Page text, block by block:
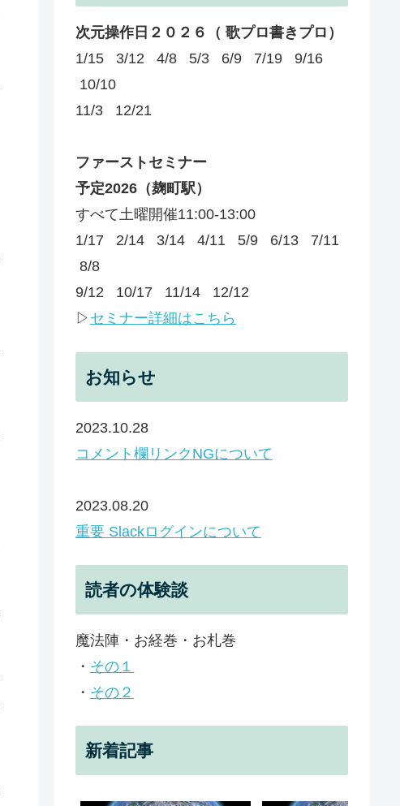
次元操作日２０２６（ 歌プロ書きプロ）
1/15 3/12 4/8 5/3 6/9 7/19 9/16
10/10
11/3 12/21
ファーストセミナー
予定2026 （麹町駅）
すべて土曜開催11:00-13:00
1/17 2/14 3/14 4/11 5/9 6/13 7/11
8/8
9/12 10/17 11/14 12/12
▷ セミナー詳細はこちら
お知らせ
2023.10.28
コメント欄リンクNGについて
2023.08.20
重要 Slackログインについて
読者の体験談
魔法陣・お経巻・お札巻
・ その１
・ その２
新着記事